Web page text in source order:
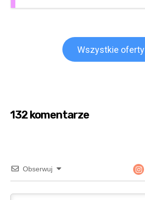
Wszystkie oferty
132 komentarze
Obserwuj